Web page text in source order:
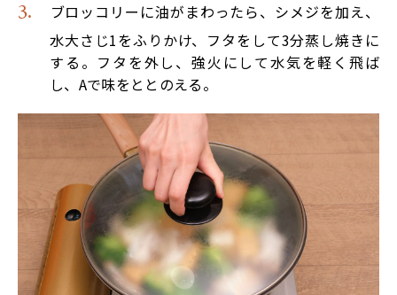
ブロッコリーに油がまわったら、シメジを加え、
水大さじ1をふりかけ、フタをして3分蒸し焼きに
する。フタを外し、強火にして水気を軽く飛ば
し、Aで味をととのえる。